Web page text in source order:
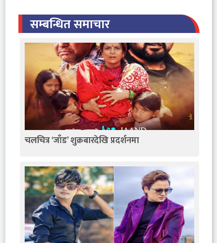
सम्बन्धित समाचार
चलचित्र ‘जाँड’ शुक्रबारदेखि प्रदर्शनमा